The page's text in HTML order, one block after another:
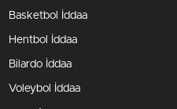
Basketbol İddaa
Hentbol İddaa
Bilardo İddaa
Voleybol İddaa